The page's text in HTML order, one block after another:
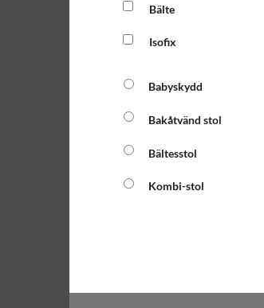
Bälte
Isofix
Babyskydd
Bakåtvänd stol
Bältesstol
Kombi-stol